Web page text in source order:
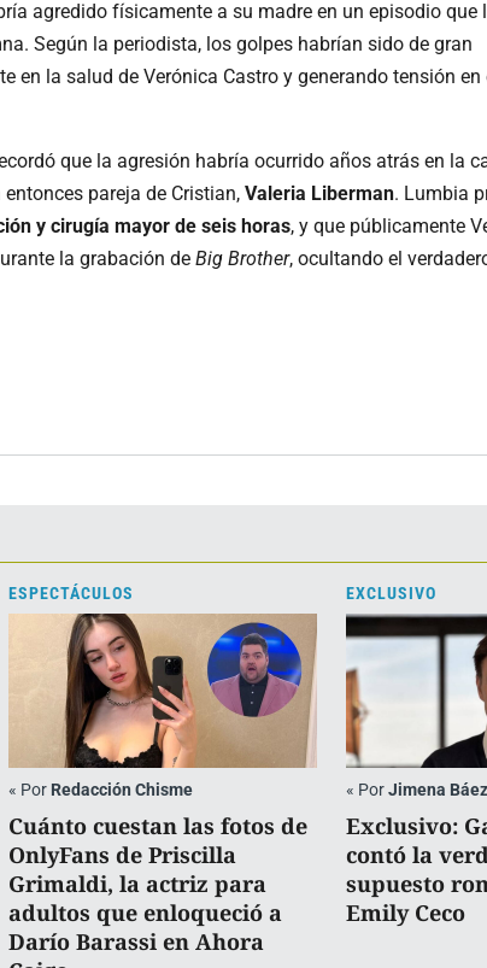
agredido físicamente a su madre en un episodio que
Según la periodista, los golpes habrían sido de gran
en la salud de Verónica Castro y generando tensión en
que la agresión habría ocurrido años atrás en la
pareja de Cristian, Valeria Liberman. Lumbia
y cirugía mayor de seis horas, y que públicamente
la grabación de Big Brother, ocultando el
ESPECTÁCULOS
« Por Redacción Chisme
Cuánto cuestan las fotos de
OnlyFans de Priscilla
Grimaldi, la actriz para
adultos que enloqueció a
Darío Barassi en Ahora
EXCLUSIVO
« PorJimena Báez
Exclusivo:
contó la
supuesto
Emily Ceco